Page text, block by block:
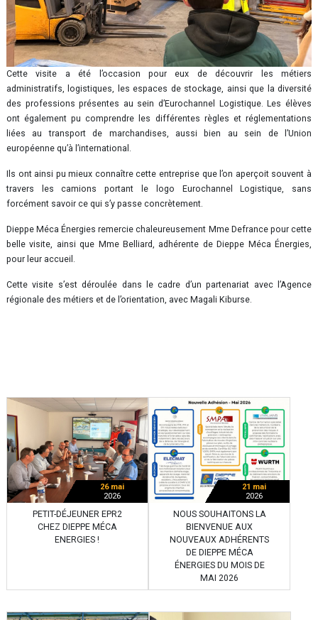
Cette visite a été l’occasion pour eux de découvrir les métiers
administratifs, logistiques, les espaces de stockage, ainsi que la diversité
des professions présentes au sein d’Eurochannel Logistique. Les élèves
ont également pu comprendre les différentes règles et réglementations
liées au transport de marchandises, aussi bien au sein de l’Union
européenne qu’à l’international.
Ils ont ainsi pu mieux connaître cette entreprise que l’on aperçoit souvent à
travers les camions portant le logo Eurochannel Logistique, sans
forcément savoir ce qui s’y passe concrètement.
Dieppe Méca Énergies remercie chaleureusement Mme Defrance pour cette
belle visite, ainsi que Mme Belliard, adhérente de Dieppe Méca Énergies,
pour leur accueil.
Cette visite s’est déroulée dans le cadre d’un partenariat avec l’Agence
régionale des métiers et de l’orientation, avec Magali Kiburse.
26 mai
2026
PETIT-DÉJEUNER EPR2
CHEZ DIEPPE MÉCA
ENERGIES !
21 mai
2026
NOUS SOUHAITONS LA
BIENVENUE AUX
NOUVEAUX ADHÉRENTS
DE DIEPPE MÉCA
ÉNERGIES DU MOIS DE
MAI 2026